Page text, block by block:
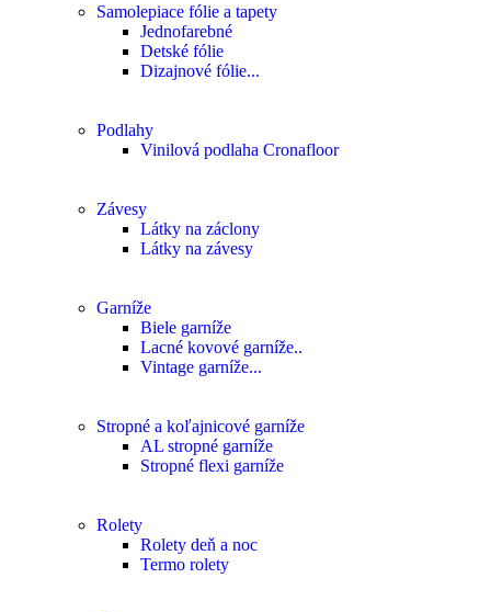
Samolepiace fólie a tapety
Jednofarebné
Detské fólie
Dizajnové fólie...
Podlahy
Vinilová podlaha Cronafloor
Závesy
Látky na záclony
Látky na závesy
Garníže
Biele garníže
Lacné kovové garníže..
Vintage garníže...
Stropné a koľajnicové garníže
AL stropné garníže
Stropné flexi garníže
Rolety
Rolety deň a noc
Termo rolety